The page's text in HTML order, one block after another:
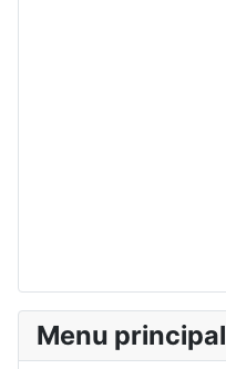
Menu principal